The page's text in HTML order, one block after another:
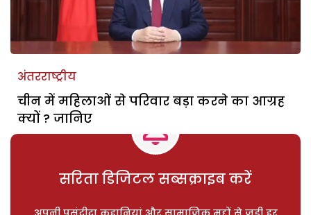
अंतरराष्ट्रीय
चीन में महिलाओं से परिवार बड़ा करने का आग्रह
क्यों ? जानिए
सरिता डिजिटल सब्सक्राइब करें